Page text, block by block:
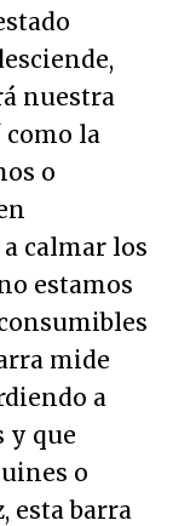
nuestra
la
o
calmar los
estamos
mide
a
y que
o
esta barra